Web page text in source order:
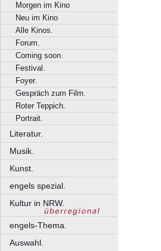
Morgen im Kino
Neu im Kino
Alle Kinos.
Forum.
Coming soon.
Festival.
Foyer.
Gespräch zum Film.
Roter Teppich.
Portrait.
Literatur.
Musik.
Kunst.
engels spezial.
Kultur in NRW.
engels-Thema.
Auswahl.